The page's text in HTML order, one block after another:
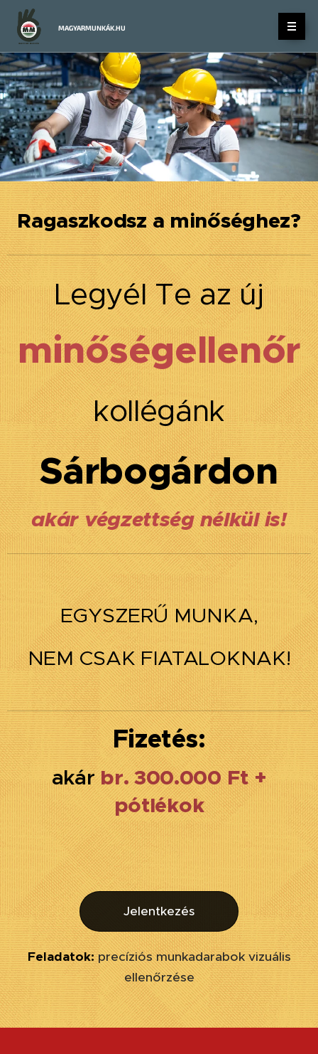
MAGYARMUNKÁK.HU
.
Ragaszkodsz a minőséghez?
Legyél Te az új
minőségellenőr
kollégánk
Sárbogárdon
akár végzettség nélkül is!
EGYSZERŰ MUNKA,
NEM CSAK FIATALOKNAK!
Fizetés:
akárbr. 300.000 Ft +
pótlékok
Jelentkezés
Feladatok: precíziós munkadarabok vizuális
ellenőrzése